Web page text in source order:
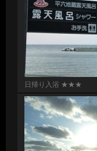
日帰り入浴 ★★★